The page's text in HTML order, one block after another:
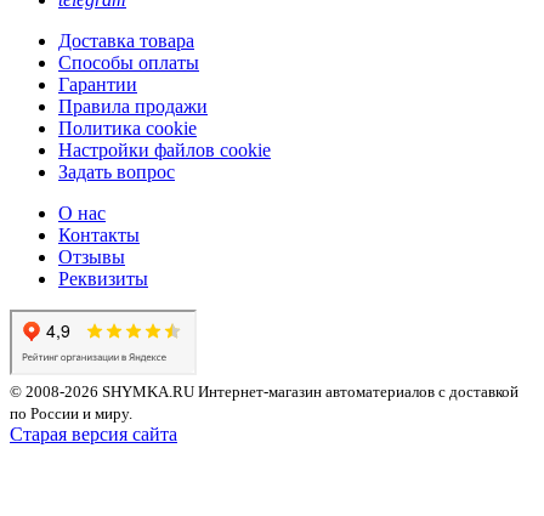
Доставка товара
Способы оплаты
Гарантии
Правила продажи
Политика cookie
Настройки файлов cookie
Задать вопрос
О нас
Контакты
Отзывы
Реквизиты
© 2008-2026 SHYMKA.RU Интернет-магазин автоматериалов с доставкой
по России и миру.
Старая версия сайта